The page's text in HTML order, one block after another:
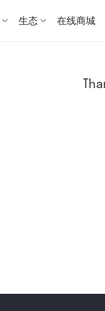
生态 在线商城